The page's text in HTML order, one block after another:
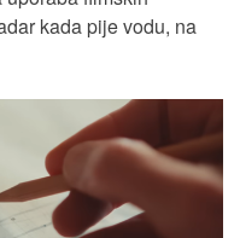
kada pije vodu, na